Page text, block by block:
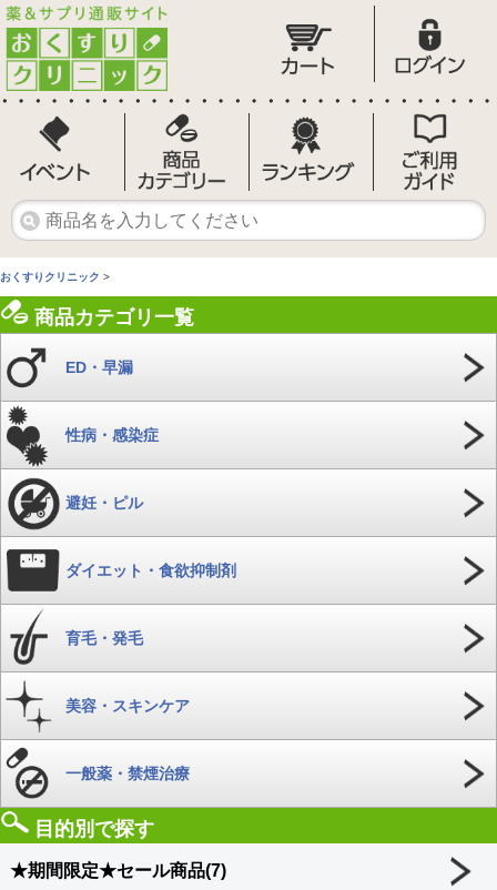
おくすりクリニック >
商品カテゴリ一覧
ED・早漏
性病・感染症
避妊・ピル
ダイエット・食欲抑制剤
育毛・発毛
美容・スキンケア
一般薬・禁煙治療
目的別で探す
★期間限定★セール商品(7)